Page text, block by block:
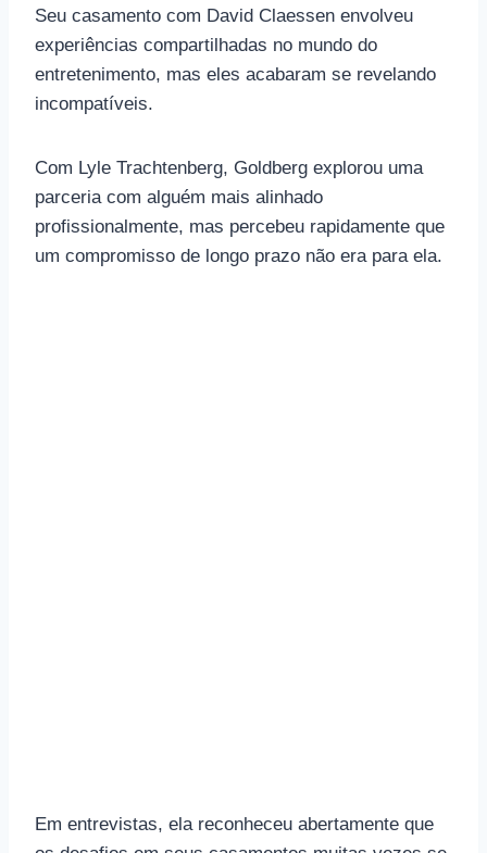
Seu casamento com David Claessen envolveu
experiências compartilhadas no mundo do
entretenimento, mas eles acabaram se revelando
incompatíveis.
Com Lyle Trachtenberg, Goldberg explorou uma
parceria com alguém mais alinhado
profissionalmente, mas percebeu rapidamente que
um compromisso de longo prazo não era para ela.
Em entrevistas, ela reconheceu abertamente que